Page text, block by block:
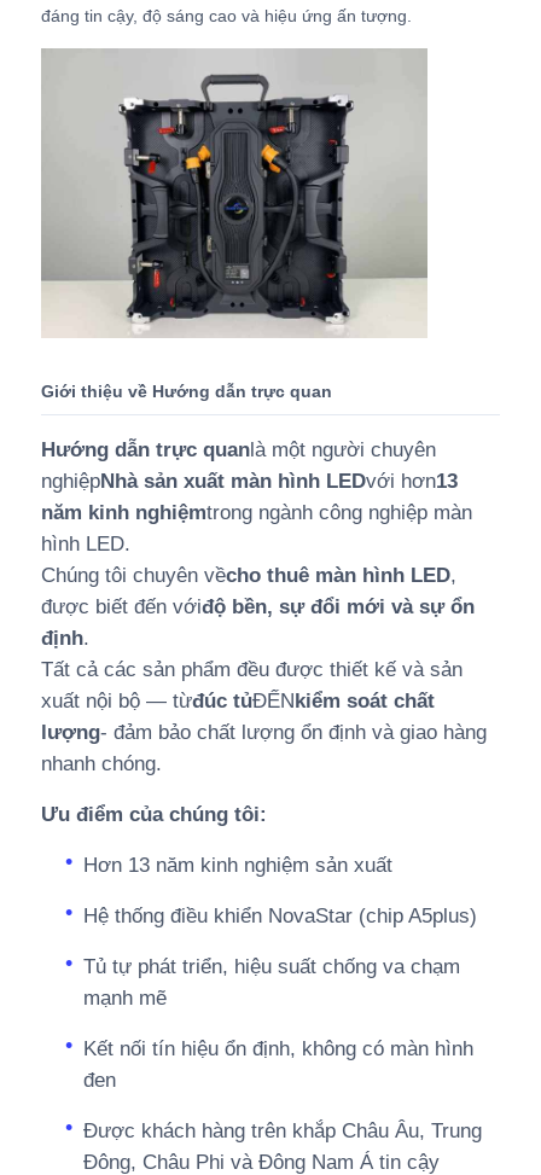
đáng tin cậy, độ sáng cao và hiệu ứng ấn tượng.
Giới thiệu về Hướng dẫn trực quan
Hướng dẫn trực quanlà một người chuyên
nghiệpNhà sản xuất màn hình LEDvới hơn13
năm kinh nghiệmtrong ngành công nghiệp màn
hình LED.
Chúng tôi chuyên vềcho thuê màn hình LED,
được biết đến vớiđộ bền, sự đổi mới và sự ổn
định.
Tất cả các sản phẩm đều được thiết kế và sản
xuất nội bộ — từđúc tủĐẾNkiểm soát chất
lượng- đảm bảo chất lượng ổn định và giao hàng
nhanh chóng.
Ưu điểm của chúng tôi:
Hơn 13 năm kinh nghiệm sản xuất
Hệ thống điều khiển NovaStar (chip A5plus)
Tủ tự phát triển, hiệu suất chống va chạm
mạnh mẽ
Kết nối tín hiệu ổn định, không có màn hình
đen
Được khách hàng trên khắp Châu Âu, Trung
Đông, Châu Phi và Đông Nam Á tin cậy